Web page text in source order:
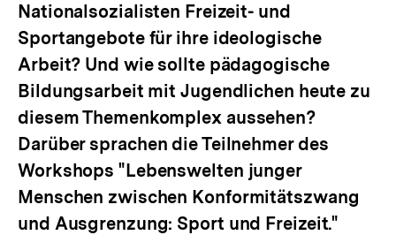
Nationalsozialisten Freizeit- und
Sportangebote für ihre ideologische
Arbeit? Und wie sollte pädagogische
Bildungsarbeit mit Jugendlichen heute zu
diesem Themenkomplex aussehen?
Darüber sprachen die Teilnehmer des
Workshops "Lebenswelten junger
Menschen zwischen Konformitätszwang
und Ausgrenzung: Sport und Freizeit."